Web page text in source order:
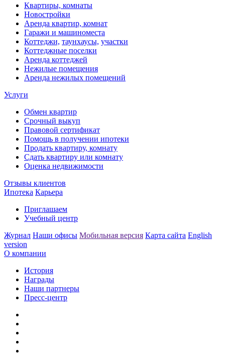
Квартиры, комнаты
Новостройки
Аренда квартир, комнат
Гаражи и машиноместа
Коттеджи, таунхаусы, участки
Коттеджные поселки
Аренда коттеджей
Нежилые помещения
Аренда нежилых помещений
Услуги
Обмен квартир
Срочный выкуп
Правовой сертификат
Помощь в получении ипотеки
Продать квартиру, комнату
Сдать квартиру или комнату
Оценка недвижимости
Отзывы клиентов
Ипотека Карьера
Приглашаем
Учебный центр
Журнал Наши офисы Мобильная версия Карта сайта English
version
О компании
История
Награды
Наши партнеры
Пресс-центр